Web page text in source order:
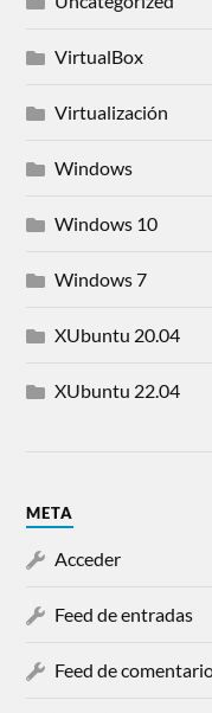
VirtualBox
Virtualización
Windows
Windows 10
Windows 7
XUbuntu 20.04
XUbuntu 22.04
META
Acceder
Feed de entradas
Feed de